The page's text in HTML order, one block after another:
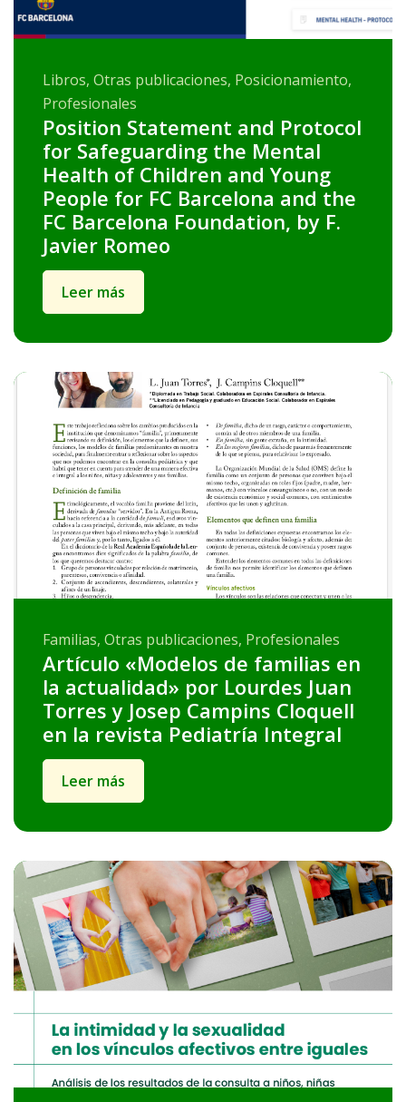
Libros, Otras publicaciones, Posicionamiento,
Profesionales
Position Statement and Protocol
for Safeguarding the Mental
Health of Children and Young
People for FC Barcelona and the
FC Barcelona Foundation, by F.
Javier Romeo
Leer más
Familias, Otras publicaciones, Profesionales
Artículo «Modelos de familias en
la actualidad» por Lourdes Juan
Torres y Josep Campins Cloquell
en la revista Pediatría Integral
Leer más